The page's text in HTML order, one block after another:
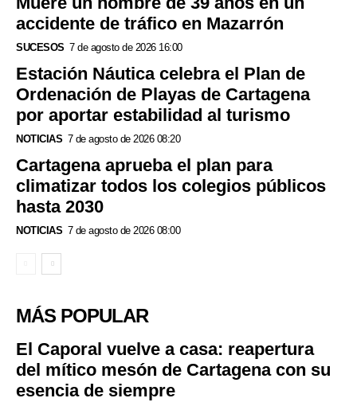
accidente de tráfico en Mazarrón
SUCESOS 7 de agosto de 2026 16:00
Estación Náutica celebra el Plan de
Ordenación de Playas de Cartagena
por aportar estabilidad al turismo
NOTICIAS 7 de agosto de 2026 08:20
Cartagena aprueba el plan para
climatizar todos los colegios públicos
hasta 2030
NOTICIAS 7 de agosto de 2026 08:00
MÁS POPULAR
El Caporal vuelve a casa: reapertura
del mítico mesón de Cartagena con su
esencia de siempre